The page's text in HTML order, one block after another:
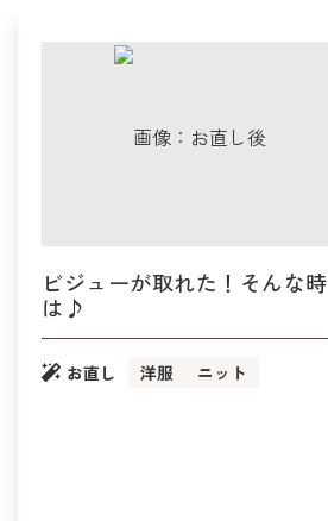
ビジューが取れた！そんな時
は♪
お直し 洋服 ニット